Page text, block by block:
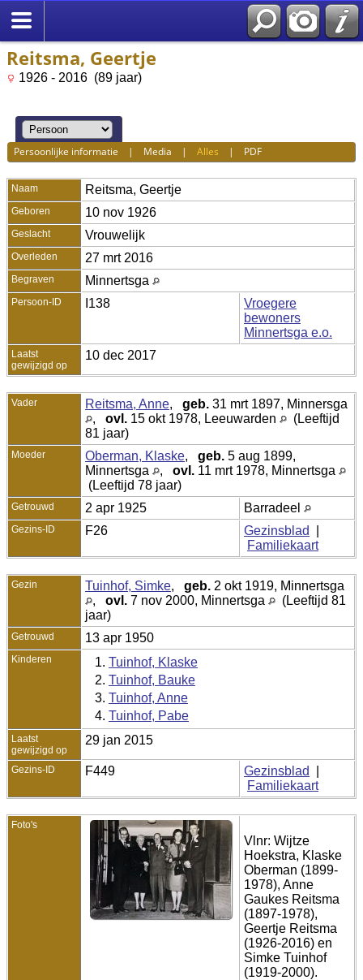
Reitsma, Geertje
1926 - 2016 (89 jaar)
Persoonlijke informatie | Media |Alles | PDF
Naam Reitsma, Geertje
Geboren 10 nov 1926
Geslacht Vrouwelijk
Overleden 27 mrt 2016
Begraven Minnertsga
Persoon-ID I138
Vroegere
bewoners
Minnertsga e.o.
Laatst
gewijzigd op
10 dec 2017
Vader Reitsma, Anne, geb. 31 mrt 1897, Minnersga
, ovl. 15 okt 1978, Leeuwarden
(Leeftijd
81 jaar)
Moeder Oberman, Klaske, geb. 5 aug 1899,
Minnertsga
, ovl. 11 mrt 1978, Minnertsga
(Leeftijd 78 jaar)
Getrouwd 2 apr 1925 Barradeel
Gezins-ID F26 Gezinsblad
Familiekaart
Gezin Tuinhof, Simke, geb. 2 okt 1919, Minnertsga
, ovl. 7 nov 2000, Minnertsga
(Leeftijd 81
jaar)
Getrouwd 13 apr 1950
Kinderen 1. Tuinhof, Klaske
2. Tuinhof, Bauke
3. Tuinhof, Anne
4. Tuinhof, Pabe
Laatst
gewijzigd op
29 jan 2015
Gezins-ID F449 Gezinsblad
Familiekaart
Foto's
Vlnr: Wijtze
Hoekstra, Klaske
Oberman (1899-
1978), Anne
Gaukes Reitsma
(1897-1978),
Geertje Reitsma
(1926-2016) en
Simke Tuinhof
(1919-2000).